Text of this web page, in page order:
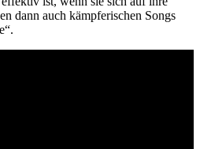
dann auch kämpferischen Songs